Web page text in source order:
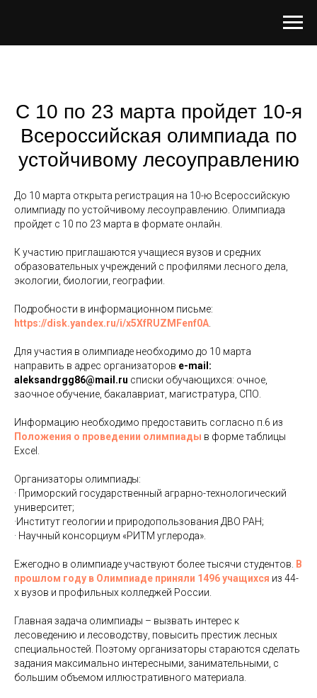
С 10 по 23 марта пройдет 10-я
Всероссийская олимпиада по
устойчивому лесоуправлению
До 10 марта открыта регистрация на 10-ю Всероссийскую
олимпиаду по устойчивому лесоуправлению. Олимпиада
пройдет с 10 по 23 марта в формате онлайн.
К участию приглашаются учащиеся вузов и средних
образовательных учреждений с профилями лесного дела,
экологии, биологии, географии.
Подробности в информационном письме:
https://disk.yandex.ru/i/x5XfRUZMFenf0A
Для участия в олимпиаде необходимо до 10 марта
направить в адрес организаторов e-mail:
aleksandrgg86@mail.ru списки обучающихся: очное,
заочное обучение, бакалавриат, магистратура, СПО.
Информацию необходимо предоставить согласно п.6 из
Положения о проведении олимпиады в форме таблицы
Excel.
Организаторы олимпиады:
· Приморский государственный аграрно-технологический
университет;
·Институт геологии и природопользования ДВО РАН;
· Научный консорциум «РИТМ углерода».
Ежегодно в олимпиаде участвуют более тысячи студентов.
В
прошлом году в Олимпиаде приняли 1496 учащихся из 44-
х вузов и профильных колледжей России.
Главная задача олимпиады – вызвать интерес к
лесоведению и лесоводству, повысить престиж лесных
специальностей. Поэтому организаторы стараются сделать
задания максимально интересными, занимательными, с
большим объемом иллюстративного материала.